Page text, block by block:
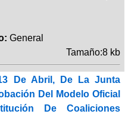
General
Tamaño:8 kb
De Abril, De La Junta
Del Modelo Oficial
De Coaliciones